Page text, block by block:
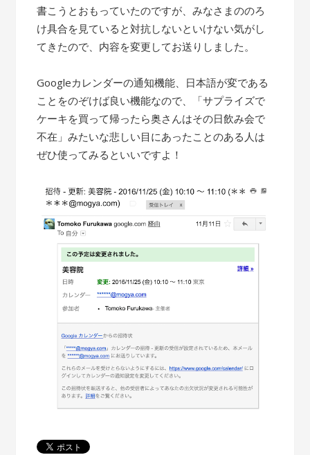
書こうとおもっていたのですが、みなさまののろ
け具合を見ていると対抗しないといけない気がし
てきたので、内容を変更してお送りしました。
Googleカレンダーの通知機能、日本語が変である
ことをのぞけば良い機能なので、「サプライズで
ケーキを買って帰ったら奥さんはその日飲み会で
不在」みたいな悲しい目にあったことのある人は
ぜひ使ってみるといいですよ！